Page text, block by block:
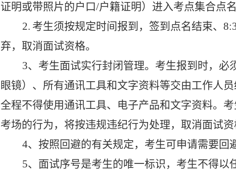
证明或带照片的户口/户籍证明）进入考点集合点名
2. 考生须按规定时间报到，签到点名结束、
弃，取消面试资格。
3、考生面试实行封闭管理。考生报到时，
眼镜）、所有通讯工具和文字资料等交由工作人
全程不得使用通讯工具、电子产品和文字资料。
考场的行为，将按违规违纪行为处理，取消面试资
4、按照回避的有关规定，考生可申请需要回
5、面试序号是考生的唯一标识，考生不得